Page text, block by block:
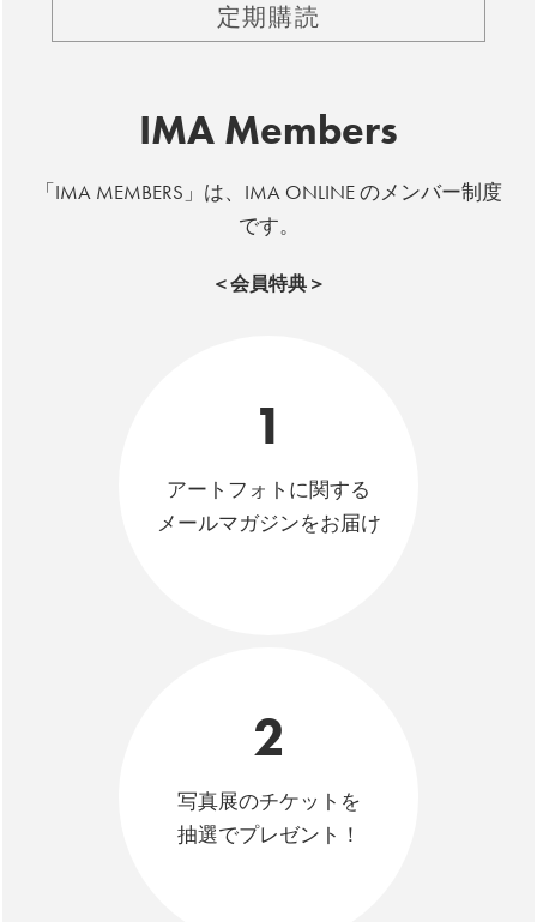
定期購読
IMA Members
「IMA MEMBERS」は、IMA ONLINE のメンバー制度
です。
＜会員特典＞
1
アートフォトに関する
メールマガジンをお届け
2
写真展のチケットを
抽選でプレゼント！